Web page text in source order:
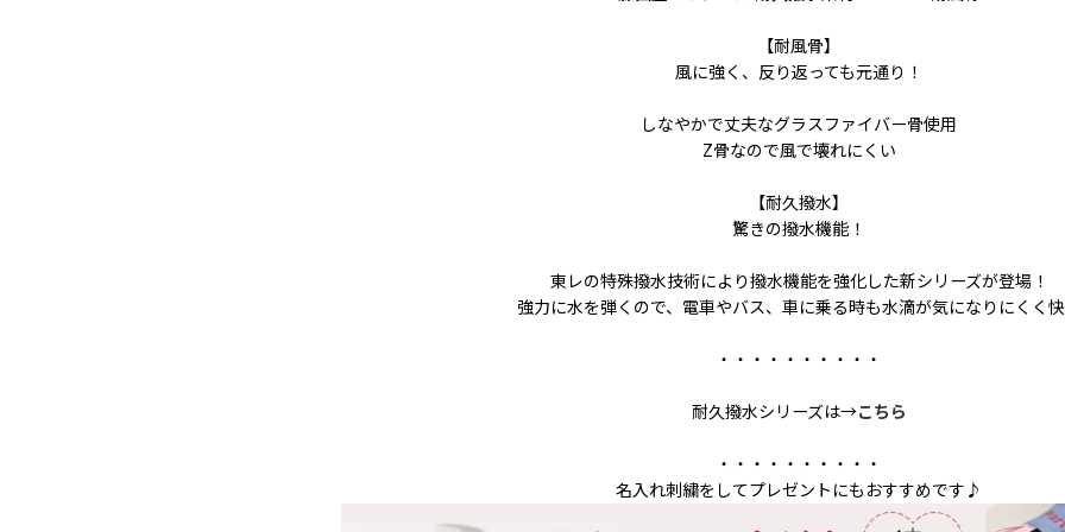
【耐風骨】
風に強く、反り返っても元通り！
しなやかで丈夫なグラスファイバー骨使用
Z骨なので風で壊れにくい
【耐久撥水】
驚きの撥水機能！
東レの特殊撥水技術により撥水機能を強化した新シリーズが登場！
強力に水を弾くので、電車やバス、車に乗る時も水滴が気になりにくく
・・・・・・・・・・
耐久撥水シリーズは→こちら
・・・・・・・・・・
名入れ刺繍をしてプレゼントにもおすすめです♪